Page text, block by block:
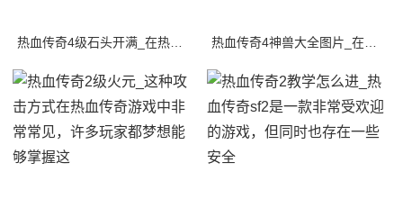
热血传奇4级石头开满_在热血传奇sf中，玩家可以通过任务、挑战、装备强化等方式来 热血传奇4神兽大全图片_在这款游戏中，神兽是一种非常强大的宠物，它们拥有独特的属